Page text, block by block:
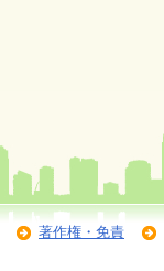
著作権・免責